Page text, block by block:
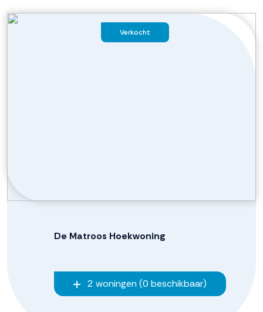
Verkocht
De Matroos Hoekwoning
2 woningen (0 beschikbaar)